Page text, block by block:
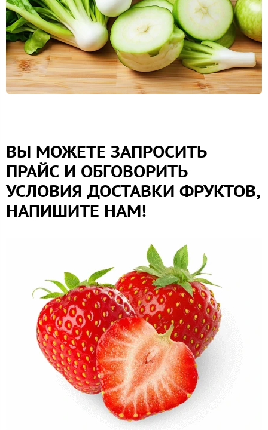
ВЫ МОЖЕТЕ ЗАПРОСИТЬ
ПРАЙС И ОБГОВОРИТЬ
УСЛОВИЯ ДОСТАВКИ ФРУКТОВ,
НАПИШИТЕ НАМ!